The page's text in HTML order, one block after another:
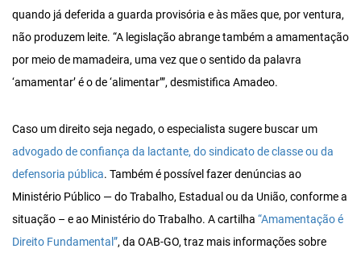
quando já deferida a guarda provisória e às mães que, por ventura,
não produzem leite. “A legislação abrange também a amamentação
por meio de mamadeira, uma vez que o sentido da palavra
‘amamentar’ é o de ‘alimentar’”, desmistifica Amadeo.
Caso um direito seja negado, o especialista sugere buscar um
advogado de confiança da lactante, do sindicato de classe ou da
defensoria pública. Também é possível fazer denúncias ao
Ministério Público — do Trabalho, Estadual ou da União, conforme a
situação – e ao Ministério do Trabalho. A cartilha “Amamentação é
Direito Fundamental”, da OAB-GO, traz mais informações sobre